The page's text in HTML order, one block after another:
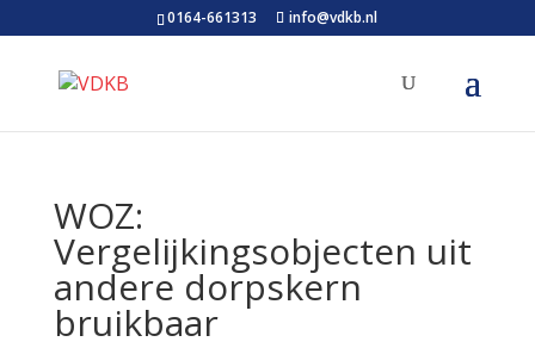
0164-661313 info@vdkb.nl
WOZ:
Vergelijkingsobjecten uit
andere dorpskern
bruikbaar